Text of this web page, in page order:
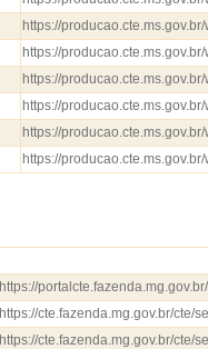
https://
https://
https://
https://
https://
https://
https://
https://cte.fazenda.mg.gov.br/cte/
https://cte.fazenda.mg.gov.br/cte/